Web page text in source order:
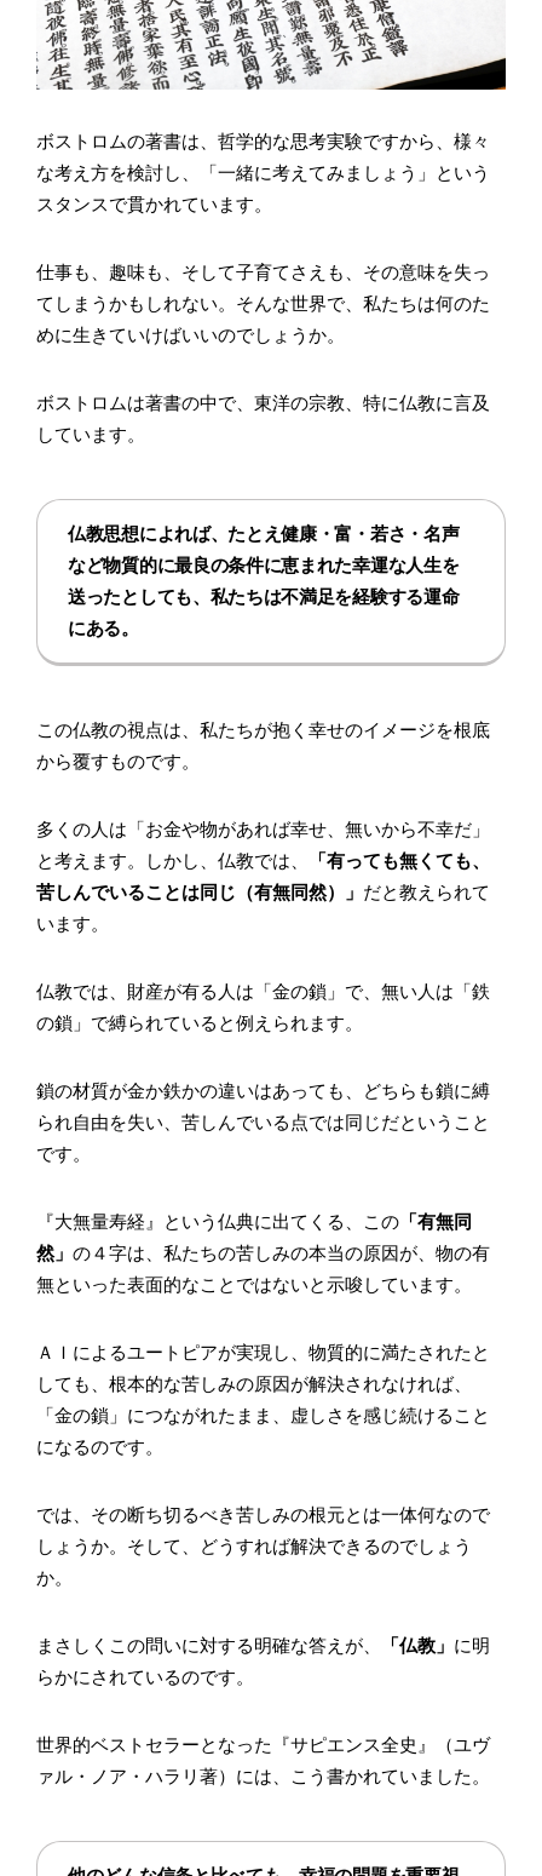
ボストロムの著書は、哲学的な思考実験ですから、様々
な考え方を検討し、「一緒に考えてみましょう」という
スタンスで貫かれています。
仕事も、趣味も、そして子育てさえも、その意味を失っ
てしまうかもしれない。そんな世界で、私たちは何のた
めに生きていけばいいのでしょうか。
ボストロムは著書の中で、東洋の宗教、特に仏教に言及
しています。
仏教思想によれば、たとえ健康・富・若さ・名声
など物質的に最良の条件に恵まれた幸運な人生を
送ったとしても、私たちは不満足を経験する運命
にある。
この仏教の視点は、私たちが抱く幸せのイメージを根底
から覆すものです。
多くの人は「お金や物があれば幸せ、無いから不幸だ」
と考えます。しかし、仏教では、
「有っても無くても、
苦しんでいることは同じ（有無同然）」 だと教えられて
います。
仏教では、財産が有る人は「金の鎖」で、無い人は「鉄
の鎖」で縛られていると例えられます。
鎖の材質が金か鉄かの違いはあっても、どちらも鎖に縛
られ自由を失い、苦しんでいる点では同じだということ
です。
『大無量寿経』という仏典に出てくる、この 「有無同
然」 の４字は、私たちの苦しみの本当の原因が、物の有
無といった表面的なことではないと示唆しています。
ＡＩによるユートピアが実現し、物質的に満たされたと
しても、根本的な苦しみの原因が解決されなければ、
「金の鎖」につながれたまま、虚しさを感じ続けること
になるのです。
では、その断ち切るべき苦しみの根元とは一体何なので
しょうか。そして、どうすれば解決できるのでしょう
か。
まさしくこの問いに対する明確な答えが、 「仏教」 に明
らかにされているのです。
世界的ベストセラーとなった『サピエンス全史』（ユヴ
ァル・ノア・ハラリ著）には、こう書かれていました。